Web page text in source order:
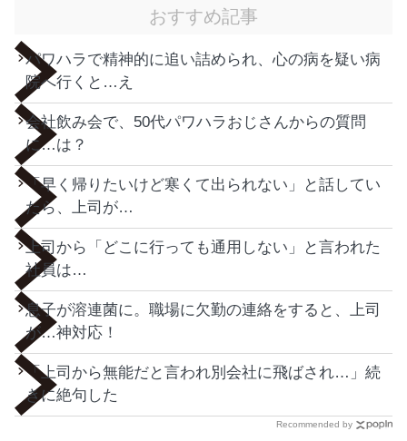
おすすめ記事
パワハラで精神的に追い詰められ、心の病を疑い病
院へ行くと…え
会社飲み会で、50代パワハラおじさんからの質問
に…は？
「早く帰りたいけど寒くて出られない」と話してい
たら、上司が…
上司から「どこに行っても通用しない」と言われた
社員は…
息子が溶連菌に。職場に欠勤の連絡をすると、上司
が…神対応！
「上司から無能だと言われ別会社に飛ばされ…」続
きに絶句した
Recommended by